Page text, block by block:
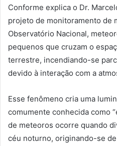
Conforme explica o Dr.
projeto de monitoramento de
Observatório Nacional,
pequenos que cruzam o
terrestre, incendiando-se
devido à interação com a
Esse fenômeno cria uma
comumente conhecida como
de meteoros ocorre quando
céu noturno, originando-se